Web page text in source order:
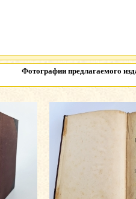
Фотографии предлагаемого